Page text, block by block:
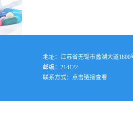
地址：江苏省无锡市蠡湖大道1800
邮编：214122
联系方式：
点击链接查看